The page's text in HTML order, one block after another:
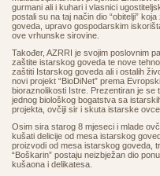
gurmani ali i kuhari i vlasnici
postali su na taj način dio “obitelji”
goveda, upravo gospodarskim
ove vrhunske sirovine.
Također, AZRRI je svojim poslovnim
zaštite istarskog goveda te nove
zaštiti Istarskog goveda ali i ostalih
novi projekt “BioDiNet” prema
bioraznolikosti Istre. Prezentiran je
jednog biološkog bogatstva sa
projekta, ovčiji sir i skuta istarske
Osim sira starog 8 mjeseci i mlade
kušati delicije od mesa istarskog
proizvodi od mesa istarskog goveda,
“Boškarin” postaju neizbježan dio
kušaona i delikatesa.